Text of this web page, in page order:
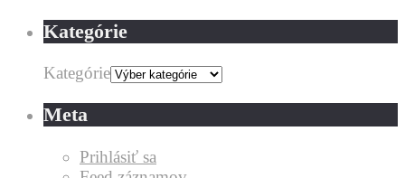
Kategórie
Kategórie
Meta
Prihlásiť sa